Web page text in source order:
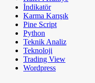
İndikatör
Karma Karışık
Pine Script
Python
Teknik Analiz
Teknoloji
Trading View
Wordpress